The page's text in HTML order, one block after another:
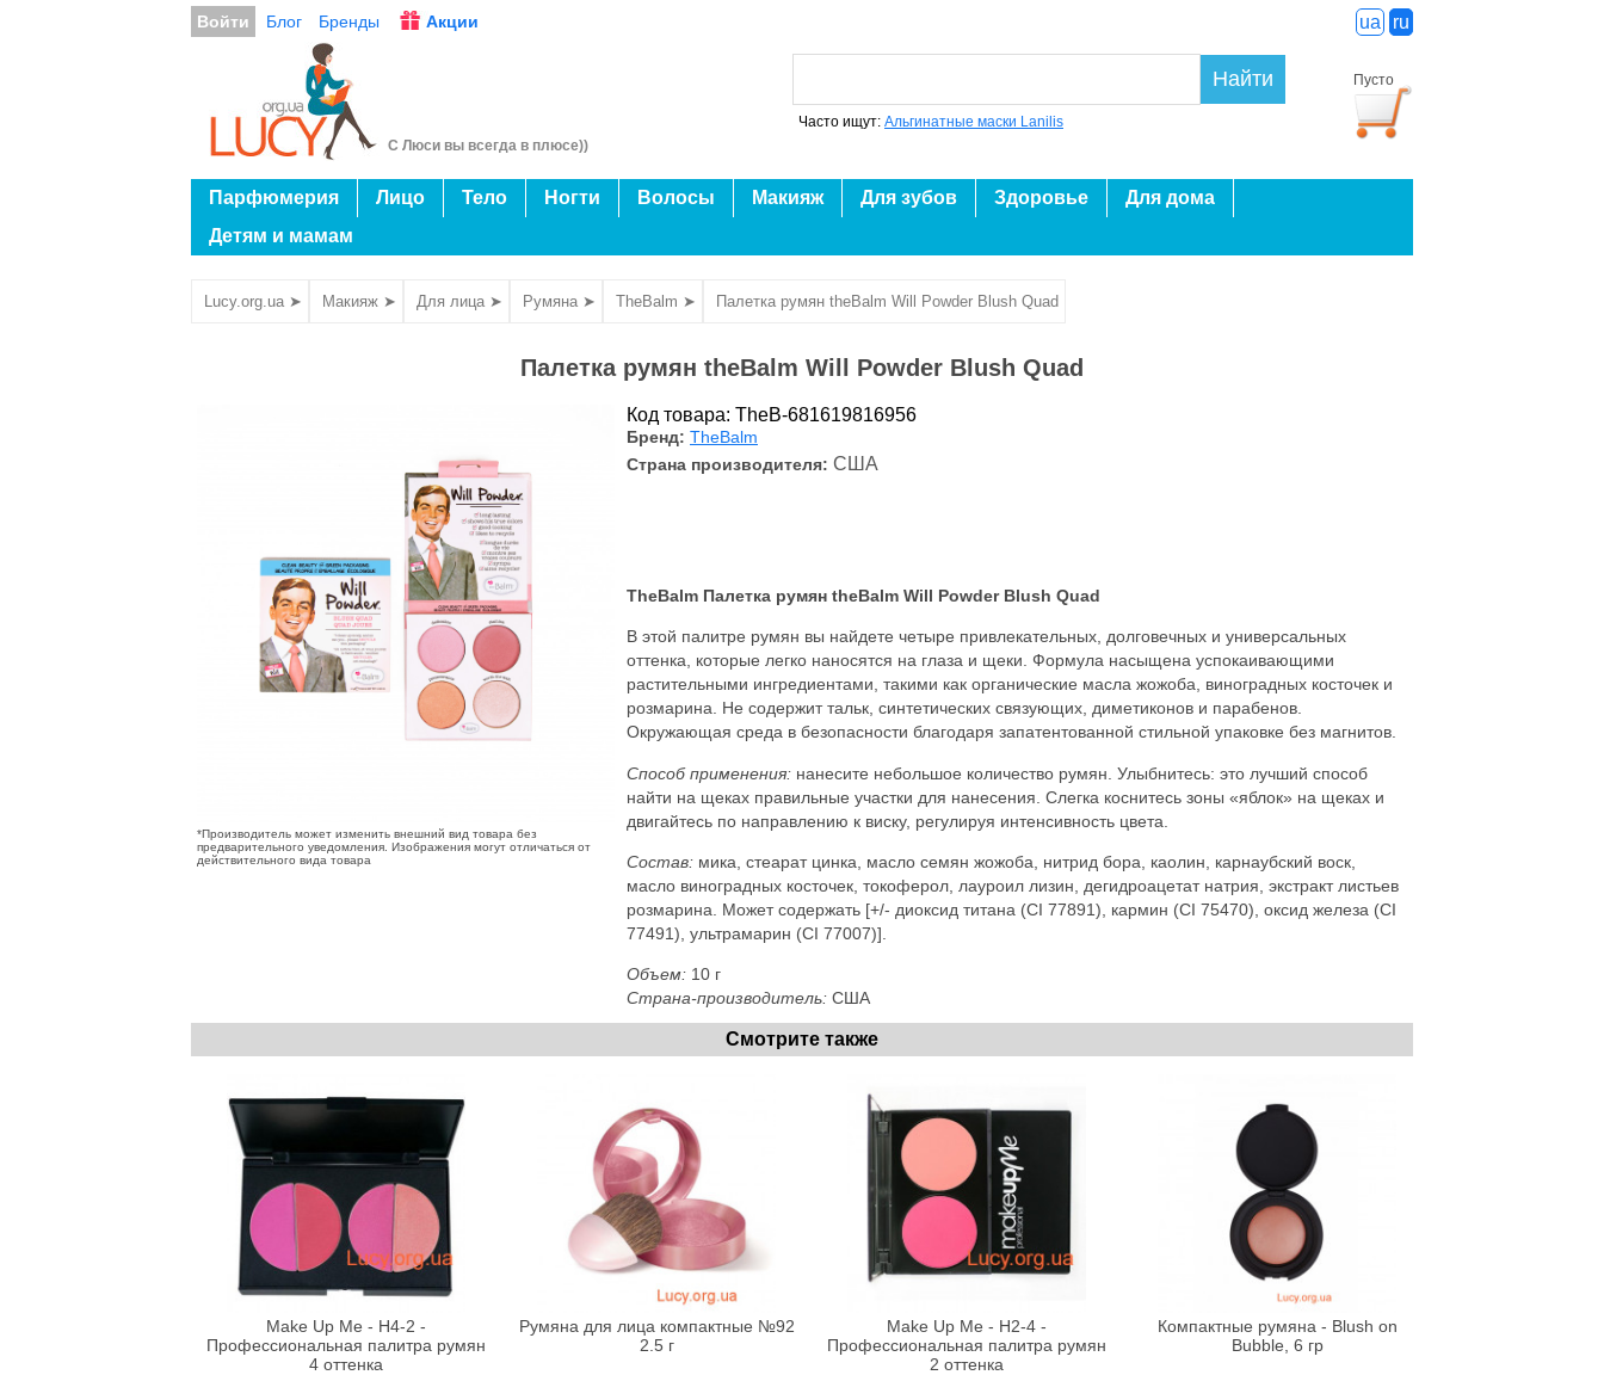
Войти Блог Бренды Акции ua ru
С Люси вы всегда в плюсе))
Пусто
Найти
Часто ищут: Альгинатные маски Lanilis
Парфюмерия Лицо Тело Ногти Волосы Макияж Для зубов Здоровье
Для дома
Детям и мамам
Lucy.org.ua ➤ Макияж ➤ Для лица ➤ Румяна ➤ TheBalm ➤ Палетка румян theBalm Will Powder Blush Quad
Палетка румян theBalm Will Powder Blush Quad
*Производитель может изменить внешний вид товара без
предварительного уведомления. Изображения могут отличаться от
действительного вида товара
Код товара: TheB-681619816956
Бренд: TheBalm
Страна производителя: США
TheBalm Палетка румян theBalm Will Powder Blush Quad
В этой палитре румян вы найдете четыре привлекательных, долговечных и универсальных
оттенка, которые легко наносятся на глаза и щеки. Формула насыщена успокаивающими
растительными ингредиентами, такими как органические масла жожоба, виноградных косточек и
розмарина. Не содержит тальк, синтетических связующих, диметиконов и парабенов.
Окружающая среда в безопасности благодаря запатентованной стильной упаковке без магнитов.
Способ применения: нанесите небольшое количество румян. Улыбнитесь: это лучший способ
найти на щеках правильные участки для нанесения. Слегка коснитесь зоны «яблок» на щеках и
двигайтесь по направлению к виску, регулируя интенсивность цвета.
Состав: мика, стеарат цинка, масло семян жожоба, нитрид бора, каолин, карнаубский воск,
масло виноградных косточек, токоферол, лауроил лизин, дегидроацетат натрия, экстракт листьев
розмарина. Может содержать [+/- диоксид титана (CI 77891), кармин (CI 75470), оксид железа (CI
77491), ультрамарин (CI 77007)].
Объем: 10 г
Страна-производитель: США
Смотрите также
Make Up Me - H4-2 -
Профессиональная палитра румян
4 оттенка
Румяна для лица компактные №92
2.5 г
Make Up Me - H2-4 -
Профессиональная палитра румян
2 оттенка
Компактные румяна - Blush on
Bubble, 6 гр